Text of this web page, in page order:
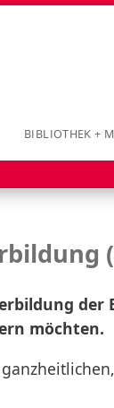
BIBLIOTHEK +
möchten.